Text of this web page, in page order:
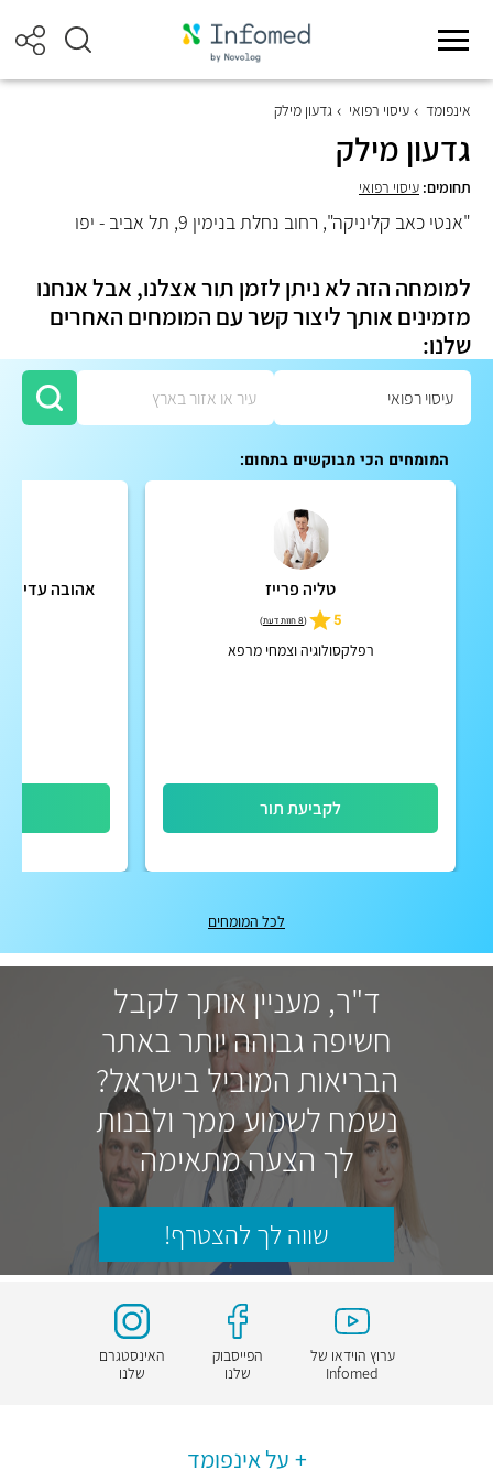
אינפומד עיסוי רפואי גדעון מילק
גדעון מילק
תחומים: עיסוי רפואי
"אנטי כאב קליניקה", רחוב נחלת בנימין 9, תל אביב - יפו
למומחה הזה לא ניתן לזמן תור אצלנו, אבל אנחנו
מזמינים אותך ליצור קשר עם המומחים האחרים
שלנו:
המומחים הכי מבוקשים בתחום:
טליה פרייז
5
(8 חוות דעת )
רפלקסולוגיה וצמחי מרפא
לקביעת תור
אהובה עדי
לכל המומחים
ד"ר, מעניין אותך לקבל
חשיפה גבוהה יותר באתר
הבריאות המוביל בישראל?
נשמח לשמוע ממך ולבנות
לך הצעה מתאימה
שווה לך להצטרף!
ערוץ הוידאו של
Infomed
הפייסבוק
שלנו
האינסטגרם
שלנו
על אינפומד